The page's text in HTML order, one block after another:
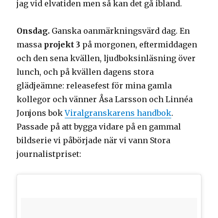
jag vid elvatiden men så kan det gå ibland.
Onsdag. Ganska oanmärkningsvärd dag. En
massa projekt 3 på morgonen, eftermiddagen
och den sena kvällen, ljudboksinläsning över
lunch, och på kvällen dagens stora
glädjeämne: releasefest för mina gamla
kollegor och vänner Åsa Larsson och Linnéa
Jonjons bokViralgranskarens handbok.
Passade på att bygga vidare på en gammal
bildserie vi påbörjade när vi vann Stora
journalistpriset: